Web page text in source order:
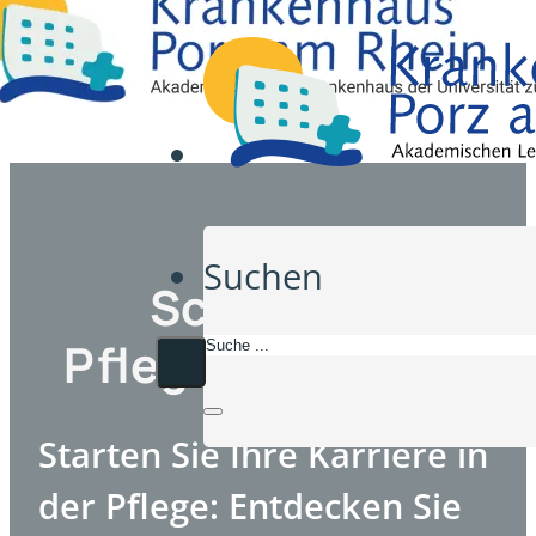
Suchen
Schule für
Pflegefachberufe
Starten Sie Ihre Karriere in
der Pflege: Entdecken Sie